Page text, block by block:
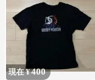
家電格安
現在 ¥400